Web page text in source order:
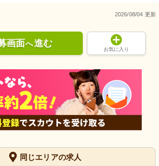
2026/08/04 更新
画面へ進む
お気に入り
同じエリアの求人